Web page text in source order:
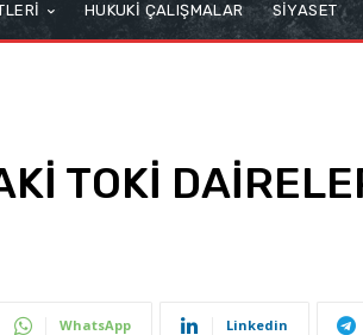
HUKUKİ ÇALIŞMALAR SİYASET
TOKİ
WhatsApp Linkedin